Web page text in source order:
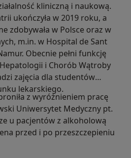
kliniczną i naukową.
ukończyła w 2019 roku, a
zdobywała w Polsce oraz w
m.in. w Hospital de Sant
Obecnie pełni funkcję
i Chorób Wątroby
zajęcia dla studentów
lekarskiego.
z wyróżnieniem pracę
Uniwersytet Medyczny pt.
u pacjentów z alkoholową
przed i po przeszczepieniu